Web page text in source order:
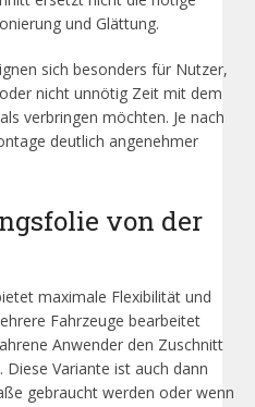
und Glättung.
sich besonders für Nutzer,
nicht unnötig Zeit mit dem
verbringen möchten. Je nach
deutlich angenehmer
von der
maximale Flexibilität und
Fahrzeuge bearbeitet
Anwender den Zuschnitt
Variante ist auch dann
gebraucht werden oder wenn